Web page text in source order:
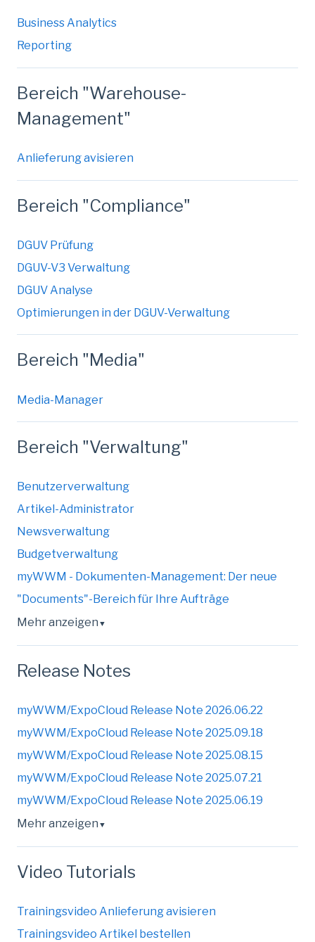
Business Analytics
Reporting
Bereich "Warehouse-
Management"
Anlieferung avisieren
Bereich "Compliance"
DGUV Prüfung
DGUV-V3 Verwaltung
DGUV Analyse
Optimierungen in der DGUV-Verwaltung
Bereich "Media"
Media-Manager
Bereich "Verwaltung"
Benutzerverwaltung
Artikel-Administrator
Newsverwaltung
Budgetverwaltung
myWWM - Dokumenten-Management: Der neue
"Documents"-Bereich für Ihre Aufträge
Mehr anzeigen ▼
Release Notes
myWWM/ExpoCloud Release Note 2026.06.22
myWWM/ExpoCloud Release Note 2025.09.18
myWWM/ExpoCloud Release Note 2025.08.15
myWWM/ExpoCloud Release Note 2025.07.21
myWWM/ExpoCloud Release Note 2025.06.19
Mehr anzeigen ▼
Video Tutorials
Trainingsvideo Anlieferung avisieren
Trainingsvideo Artikel bestellen